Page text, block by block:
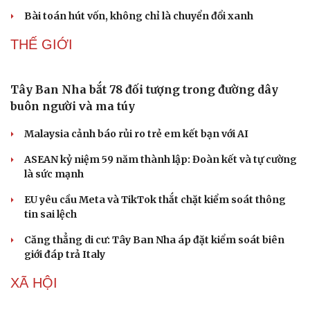
Vì cộng đồng
Chuyển đổi số
Bài toán hút vốn, không chỉ là chuyển đổi xanh
THẾ GIỚI
Tây Ban Nha bắt 78 đối tượng trong đường dây
buôn người và ma túy
Malaysia cảnh báo rủi ro trẻ em kết bạn với AI
ASEAN kỷ niệm 59 năm thành lập: Đoàn kết và tự cường
là sức mạnh
EU yêu cầu Meta và TikTok thắt chặt kiểm soát thông
tin sai lệch
Căng thẳng di cư: Tây Ban Nha áp đặt kiểm soát biên
giới đáp trả Italy
XÃ HỘI